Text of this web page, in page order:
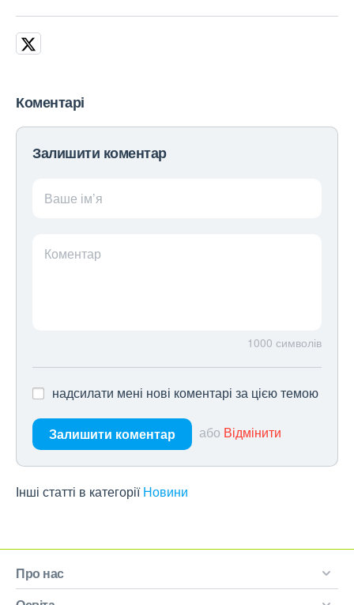
Коментарі
Залишити коментар
Ваше ім’я
Коментар
1000 символів
надсилати мені нові коментарі за цією темою
Залишити коментар або Відмінити
Інші статті в категорії Новини
Про нас